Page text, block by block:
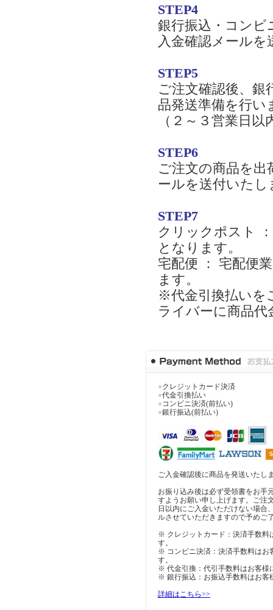
STEP4
銀行振込・コンビ
入金確認メール
STEP5
ご注文確認後、銀
品発送準備を行い
（２～３営業日
STEP6
ご注文の商品を出
ールを送付いたし
STEP7
クリックポスト
となります。
宅配便 ： 宅配便
ます。
※代金引換払いを
ライバーに商品
●クレジットカード決済
●代金引換払い
●コンビニ決済(前払い)
●銀行振込(前払い)
ご入金確認後に商品を発送いたし
お振り込み後は必ず受領書をお手
すようお願い申し上げます。ご注
日以内にご入金いただけない場合
ルさせていただきますので予めご
※ クレジットカード：決済手数料
す。
※ コンビニ決済：決済手数料はお
す。
※ 代金引換：代引手数料はお客様
※ 銀行振込：お振込手数料はお客
詳細はこちら>>